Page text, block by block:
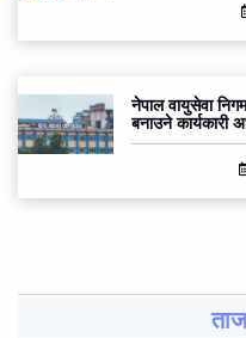
नेपाल वायुसेवा
बनाउने कार्यकारी